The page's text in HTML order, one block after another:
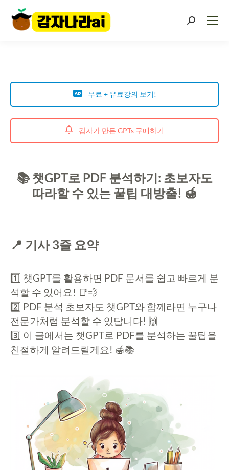
무료 + 유료강의 보기!
감자가 만든 GPTs 구매하기
📚 챗GPT로 PDF 분석하기: 초보자도
따라할 수 있는 꿀팁 대방출! 🍯
📍 기사 3줄 요약
1️⃣ 챗GPT를 활용하면 PDF 문서를 쉽고 빠르게 분
석할 수 있어요! 📑💨
2️⃣ PDF 분석 초보자도 챗GPT와 함께라면 누구나
전문가처럼 분석할 수 있답니다! 🙌
3️⃣ 이 글에서는 챗GPT로 PDF를 분석하는 꿀팁을
친절하게 알려드릴게요! 🍯📚